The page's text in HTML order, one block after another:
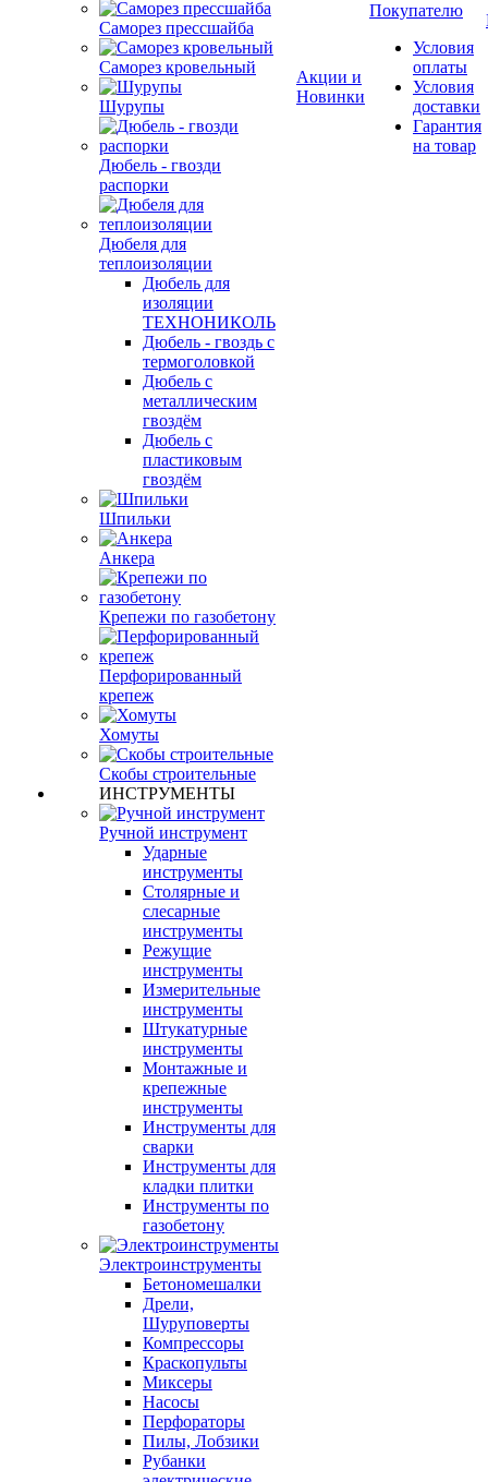
Саморез прессшайба
Саморез кровельный
Шурупы
Дюбель - гвозди
распорки
Дюбеля для
теплоизоляции
Дюбель для
изоляции
ТЕХНОНИКОЛЬ
Дюбель - гвоздь с
термоголовкой
Дюбель с
металлическим
гвоздём
Дюбель с
пластиковым
гвоздём
Шпильки
Анкера
Крепежи по газобетону
Перфорированный
крепеж
Хомуты
Скобы строительные
ИНСТРУМЕНТЫ
Ручной инструмент
Ударные
инструменты
Столярные и
слесарные
инструменты
Режущие
инструменты
Измерительные
инструменты
Штукатурные
инструменты
Монтажные и
крепежные
инструменты
Инструменты для
сварки
Инструменты для
кладки плитки
Инструменты по
газобетону
Электроинструменты
Бетономешалки
Дрели,
Шуруповерты
Компрессоры
Краскопульты
Миксеры
Насосы
Перфораторы
Пилы, Лобзики
Рубанки
Акции и
Новинки
Покупателю
Условия
оплаты
Условия
доставки
Гарантия
на товар